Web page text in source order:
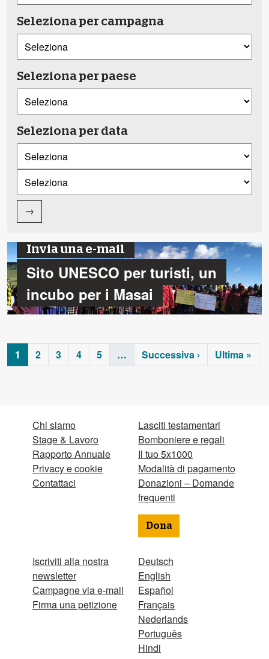
Seleziona per campagna
Seleziona per paese
Seleziona per data
→
Invia una e-mail
Sito UNESCO per turisti, un
incubo per i Masai
1 2 3 4 5 … Successiva › Ultima »
Chi siamo
Stage & Lavoro
Rapporto Annuale
Privacy e cookie
Contattaci
Iscriviti alla nostra
newsletter
Campagne via e-mail
Firma una petizione
Lasciti testamentari
Bomboniere e regali
Il tuo 5x1000
Modalità di pagamento
Donazioni – Domande
frequenti
Dona
Deutsch
English
Español
Français
Nederlands
Português
Hindi